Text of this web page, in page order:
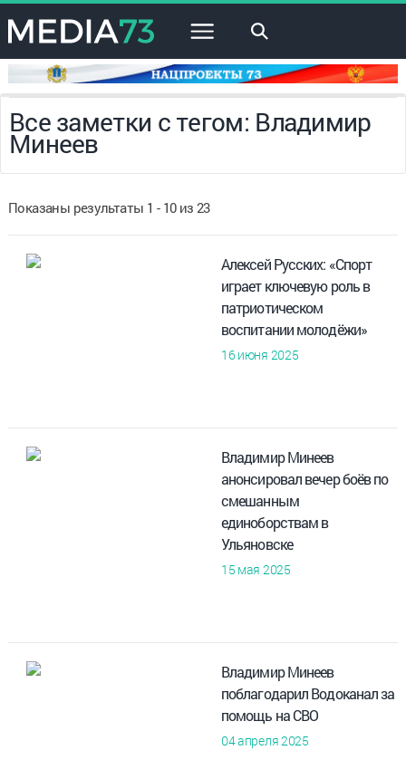
×
Все заметки с тегом: Владимир
Минеев
Показаны результаты 1 - 10 из 23
Алексей Русских: «Спорт
играет ключевую роль в
патриотическом
воспитании молодёжи»
16 июня 2025
Владимир Минеев
анонсировал вечер боёв по
смешанным
единоборствам в
Ульяновске
15 мая 2025
Владимир Минеев
поблагодарил Водоканал за
помощь на СВО
04 апреля 2025